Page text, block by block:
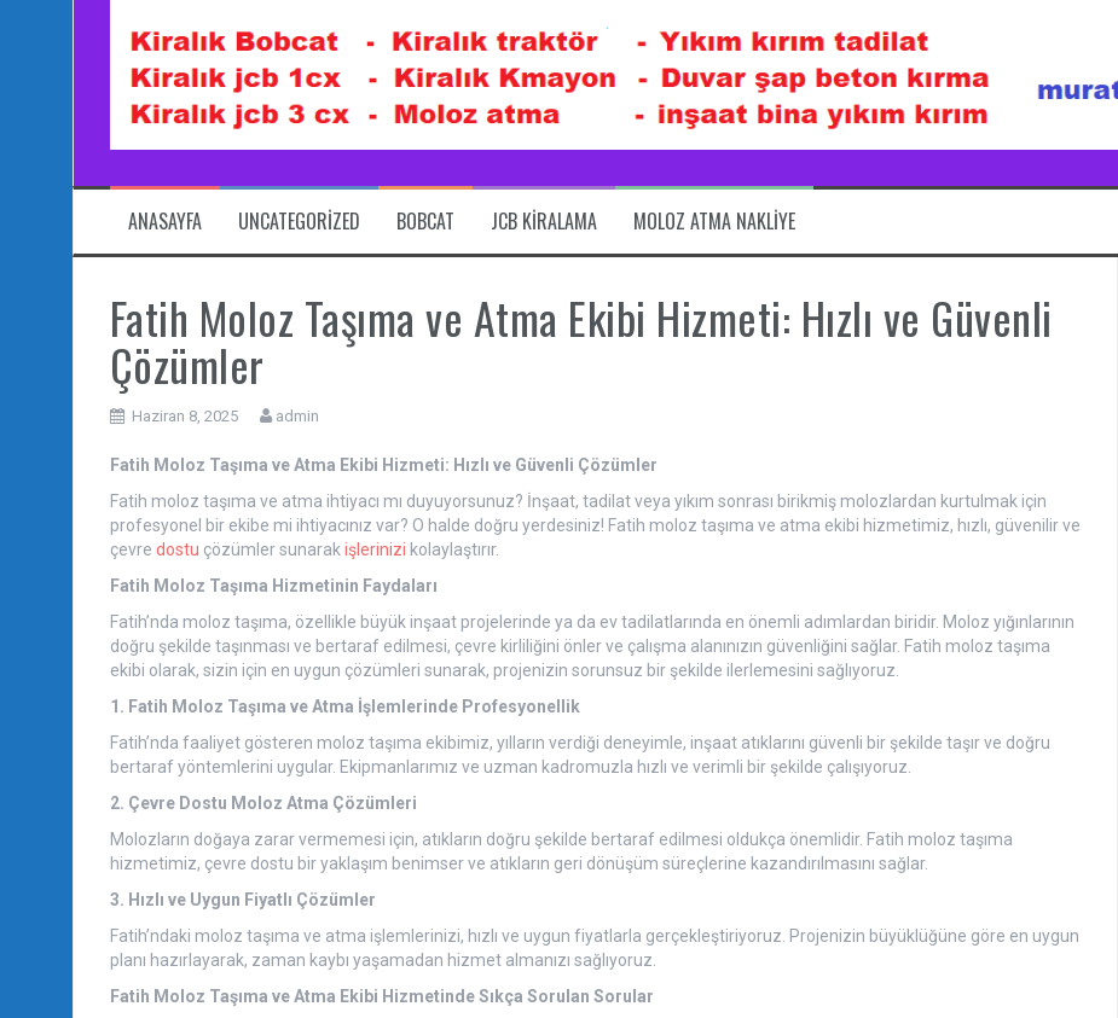
ANASAYFA UNCATEGORIZED BOBCAT JCB KIRALAMA MOLOZ ATMA NAKLIYE
Fatih Moloz Taşıma ve Atma Ekibi Hizmeti: Hızlı ve Güvenli
Çözümler
Haziran 8, 2025 admin
Fatih Moloz Taşıma ve Atma Ekibi Hizmeti: Hızlı ve Güvenli Çözümler
Fatih moloz taşıma ve atma ihtiyacı mı duyuyorsunuz? İnşaat, tadilat veya yıkım sonrası birikmiş molozlardan kurtulmak için
profesyonel bir ekibe mi ihtiyacınız var? O halde doğru yerdesiniz! Fatih moloz taşıma ve atma ekibi hizmetimiz, hızlı, güvenilir ve
çevre dostu çözümler sunarak işlerinizi kolaylaştırır.
Fatih Moloz Taşıma Hizmetinin Faydaları
Fatih’nda moloz taşıma, özellikle büyük inşaat projelerinde ya da ev tadilatlarında en önemli adımlardan biridir. Moloz yığınlarının
doğru şekilde taşınması ve bertaraf edilmesi, çevre kirliliğini önler ve çalışma alanınızın güvenliğini sağlar. Fatih moloz taşıma
ekibi olarak, sizin için en uygun çözümleri sunarak, projenizin sorunsuz bir şekilde ilerlemesini sağlıyoruz.
1. Fatih Moloz Taşıma ve Atma İşlemlerinde Profesyonellik
Fatih’nda faaliyet gösteren moloz taşıma ekibimiz, yılların verdiği deneyimle, inşaat atıklarını güvenli bir şekilde taşır ve doğru
bertaraf yöntemlerini uygular. Ekipmanlarımız ve uzman kadromuzla hızlı ve verimli bir şekilde çalışıyoruz.
2. Çevre Dostu Moloz Atma Çözümleri
Molozların doğaya zarar vermemesi için, atıkların doğru şekilde bertaraf edilmesi oldukça önemlidir. Fatih moloz taşıma
hizmetimiz, çevre dostu bir yaklaşım benimser ve atıkların geri dönüşüm süreçlerine kazandırılmasını sağlar.
3. Hızlı ve Uygun Fiyatlı Çözümler
Fatih’ndaki moloz taşıma ve atma işlemlerinizi, hızlı ve uygun fiyatlarla gerçekleştiriyoruz. Projenizin büyüklüğüne göre en uygun
planı hazırlayarak, zaman kaybı yaşamadan hizmet almanızı sağlıyoruz.
Fatih Moloz Taşıma ve Atma Ekibi Hizmetinde Sıkça Sorulan Sorular